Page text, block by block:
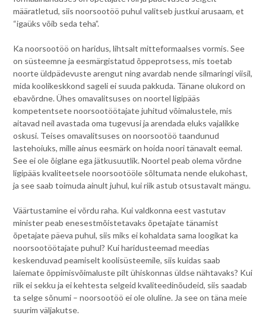
määratletud, siis noorsootöö puhul valitseb justkui arusaam, et
“igaüks võib seda teha”.
Ka noorsootöö on haridus, lihtsalt mitteformaalses vormis. See
on süsteemne ja eesmärgistatud õppeprotsess, mis toetab
noorte üldpädevuste arengut ning avardab nende silmaringi viisil,
mida koolikeskkond sageli ei suuda pakkuda. Tänane olukord on
ebavõrdne. Ühes omavalitsuses on noortel ligipääs
kompetentsete noorsootöötajate juhitud võimalustele, mis
aitavad neil avastada oma tugevusi ja arendada eluks vajalikke
oskusi. Teises omavalitsuses on noorsootöö taandunud
lastehoiuks, mille ainus eesmärk on hoida noori tänavalt eemal.
See ei ole õiglane ega jätkusuutlik. Noortel peab olema võrdne
ligipääs kvaliteetsele noorsootööle sõltumata nende elukohast,
ja see saab toimuda ainult juhul, kui riik astub otsustavalt mängu.
Väärtustamine ei võrdu raha. Kui valdkonna eest vastutav
minister peab enesestmõistetavaks õpetajate tänamist
õpetajate päeva puhul, siis miks ei kohaldata sama loogikat ka
noorsootöötajate puhul? Kui haridusteemad meedias
keskenduvad peamiselt koolisüsteemile, siis kuidas saab
laiemate õppimisvõimaluste pilt ühiskonnas üldse nähtavaks? Kui
riik ei sekku ja ei kehtesta selgeid kvaliteedinõudeid, siis saadab
ta selge sõnumi – noorsootöö ei ole oluline. Ja see on täna meie
suurim väljakutse.